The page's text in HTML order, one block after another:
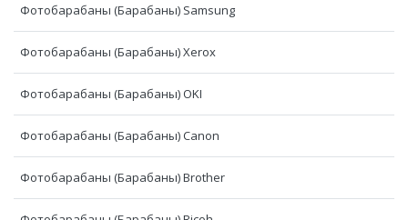
Фотобарабаны (Барабаны) Samsung
Фотобарабаны (Барабаны) Xerox
Фотобарабаны (Барабаны) OKI
Фотобарабаны (Барабаны) Canon
Фотобарабаны (Барабаны) Brother